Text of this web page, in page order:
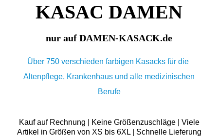
KASAC DAMEN
nur auf DAMEN-KASACK.de
Über 750 verschieden farbigen Kasacks für die
Altenpflege, Krankenhaus und alle medizinischen
Berufe
Kauf auf Rechnung | Keine Größenzuschläge | Viele
Artikel in Größen von XS bis 6XL | Schnelle Lieferung